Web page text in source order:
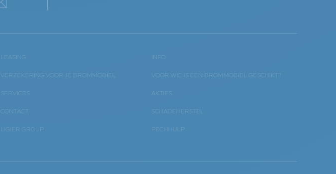
LEASING
VERZEKERING VOOR JE BROMMOBIEL
SERVICES
CONTACT
LIGIER GROUP
INFO
VOOR WIE IS EEN BROMMOBIEL GESCHIKT?
AKTIES
SCHADEHERSTEL
PECHHULP